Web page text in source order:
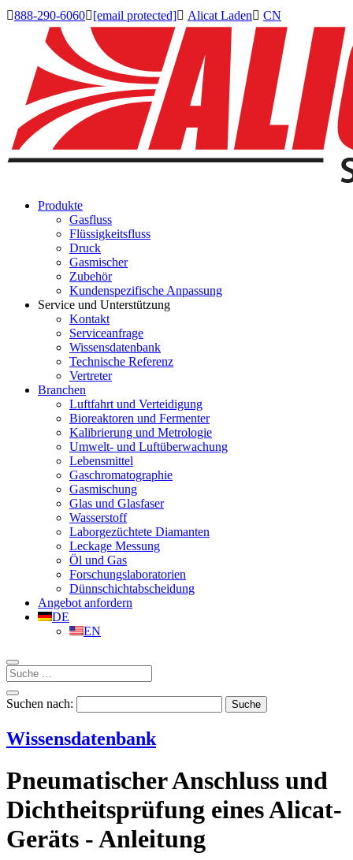
888-290-6060[email protected] Alicat Laden CN
Produkte
Gasfluss
Flüssigkeitsfluss
Druck
Gasmischer
Zubehör
Kundenspezifische Anpassung
Service und Unterstützung
Kontakt
Serviceanfrage
Wissensdatenbank
Technische Referenz
Vertreter
Branchen
Luftfahrt und Verteidigung
Bioreaktoren und Fermenter
Kalibrierung und Metrologie
Umwelt- und Luftüberwachung
Lebensmittel
Gaschromatographie
Gasmischung
Glas und Glasfaser
Wasserstoff
Laborgezüchtete Diamanten
Leckage Messung
Öl und Gas
Forschungslaboratorien
Dünnschichtabscheidung
Angebot anfordern
DE
EN
Suchen nach:
Wissensdatenbank
Pneumatischer Anschluss und
Dichtheitsprüfung eines Alicat-
Geräts - Anleitung